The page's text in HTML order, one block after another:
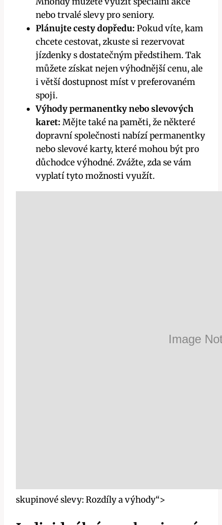
nebo trvalé slevy pro seniory.
Plánujte cesty dopředu: Pokud víte, kam
chcete cestovat, zkuste si rezervovat
jízdenky s dostatečným předstihem. Tak
můžete získat nejen výhodnější cenu, ale
i větší dostupnost míst v preferovaném
spoji.
Výhody permanentky nebo slevových
karet: Mějte také na paměti, že některé
dopravní společnosti nabízí permanentky
nebo slevové karty, které mohou být pro
důchodce výhodné. Zvážte, zda se vám
vyplatí tyto možnosti využít.
skupinové slevy: Rozdíly a výhody“>